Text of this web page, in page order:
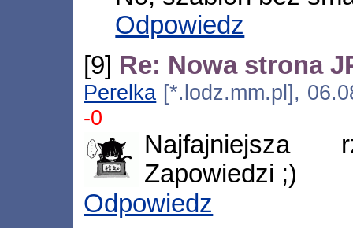
Odpowiedz
[9] Re: Nowa strona
Perelka [*.lodz.mm.pl],
-0
Zapowiedzi ;)
Odpowiedz